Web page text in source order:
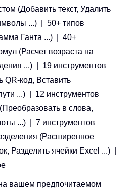
(Добавить текст, Удалить
...) | 50+ типов
Ганта ...) | 40+
(Расчет возраста на
...) | 19 инструментов
QR-код, Вставить
...) | 12 инструментов
в слова,
...) | 7 инструментов
(Расширенное
Разделить ячейки Excel ...) |
вашем предпочитаемом